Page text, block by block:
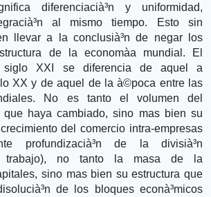
diferenciacià³n y uniformidad,
al mismo tiempo. Esto sin
llevar a la conclusià³n de negar los
de la economà­a mundial. El
siglo XXI se diferencia de aquel a
XX y de aquel de la à©poca entre las
No es tanto el volumen del
que haya cambiado, sino mas bien su
del comercio intra-empresas
profundizacià³n de la divisià³n
trabajo), no tanto la masa de la
sino mas bien su estructura que
de los bloques econà³micos